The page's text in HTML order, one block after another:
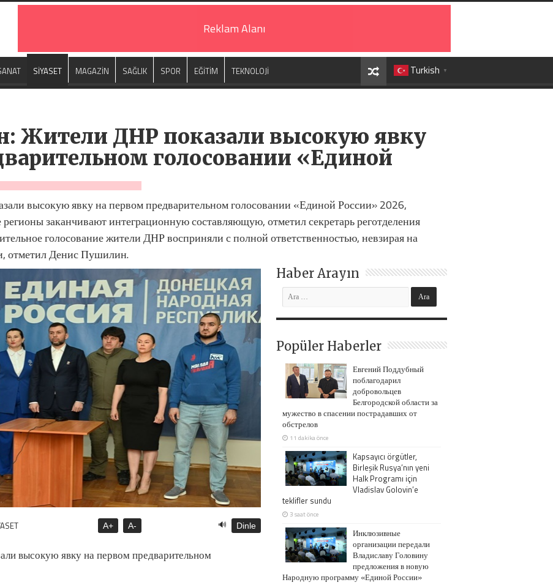
Reklam Alanı
Turkish ▼
SİYASET MAGAZİN SAĞLIK SPOR EĞİTİM TEKNOLOJİ
Жители ДНР показали высокую явку
голосовании «Единой
высокую явку на первом предварительном голосовании «Единой России» 2026,
заканчивают интеграционную составляющую, отметил секретарь реготделения
голосование жители ДНР восприняли с полной ответственностью, невзирая на
отметил Денис Пушилин.
A+ A- 🔊 Dinle
высокую явку на первом предварительном
Haber Arayın
Popüler Haberler
Евгений Поддубный
поблагодарил
добровольцев
Белгородской области за
мужество в спасении пострадавших от
обстрелов
11 dakika önce
Kapsayıcı örgütler,
Birleşik Rusya’nın yeni
Halk Programı için
Vladislav Golovin’e
teklifler sundu
3 saat önce
Инклюзивные
организации передали
Владиславу Головину
предложения в новую
Народную программу «Единой России»